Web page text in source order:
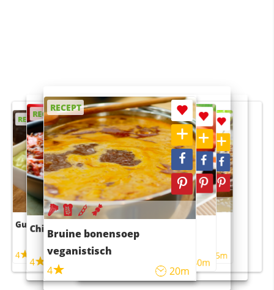
RECEPT
Guacamole
4
RECEPT
Chili con carne
4 45m
RECEPT
Bruine bonensoep
veganistisch
4
20m
RECEPT
Sushi rijstsalade
maaltijdsalade
40m
RECEPT
4 55m